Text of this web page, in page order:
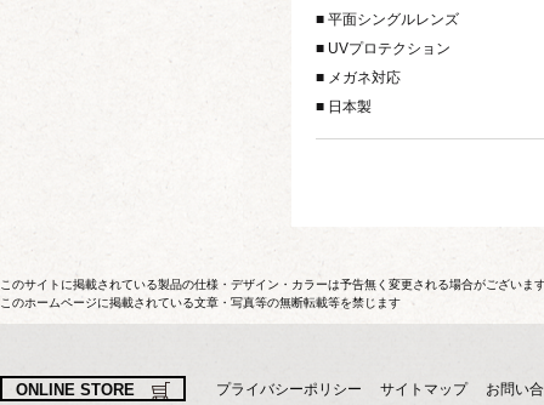
■ 平面シングルレンズ
■ UVプロテクション
■ メガネ対応
■ 日本製
このサイトに掲載されている製品の仕様・デザイン・カラーは予告無く変更される場合がござい
このホームページに掲載されている文章・写真等の無断転載等を禁じます
ONLINE STORE プライバシーポリシー サイトマップ お問い